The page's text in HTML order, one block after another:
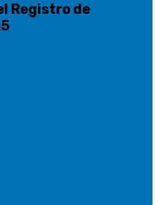
Registro de